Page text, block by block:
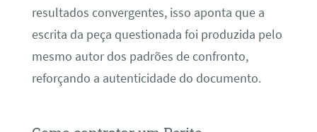
resultados convergentes, isso aponta que a
escrita da peça questionada foi produzida pelo
mesmo autor dos padrões de confronto,
reforçando a autenticidade do documento.